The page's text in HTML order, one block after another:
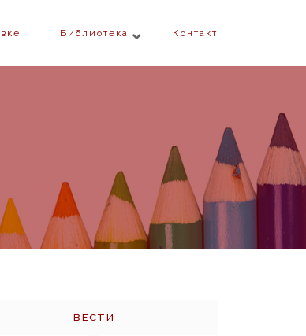
Библиотека Контакт
ВЕСТИ